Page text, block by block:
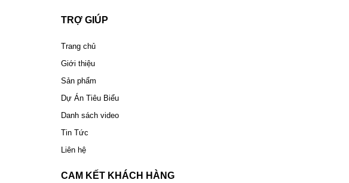
TRỢ GIÚP
Trang chủ
Giới thiệu
Sản phẩm
Dự Án Tiêu Biểu
Danh sách video
Tin Tức
Liên hệ
CAM KẾT KHÁCH HÀNG